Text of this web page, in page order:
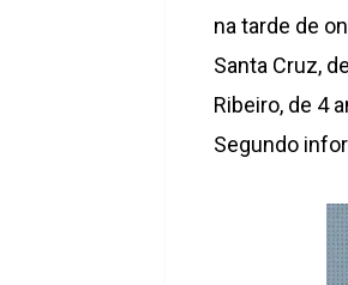
na tarde de
Santa Cruz,
Ribeiro, de 4
Segundo